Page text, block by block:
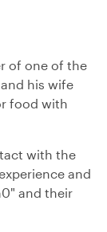
of one of the
his wife
food with
with the
and
and their